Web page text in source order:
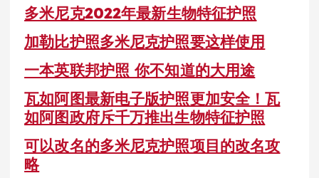
多米尼克2022年最新生物特征护照
加勒比护照多米尼克护照要这样使用
一本英联邦护照 你不知道的大用途
瓦如阿图最新电子版护照更加安全！瓦
如阿图政府斥千万推出生物特征护照
可以改名的多米尼克护照项目的改名攻
略